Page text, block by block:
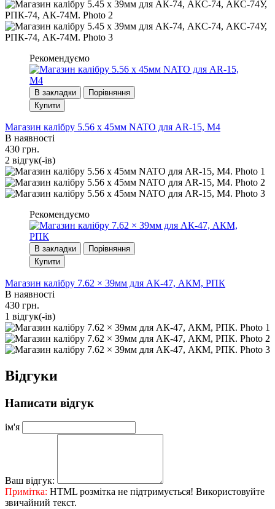
Рекомендуємо
В закладки
Порівняння
Купити
Магазин калібру 5.56 х 45мм NATO для AR-15, M4
В наявності
430 грн.
2 вiдгук(-iв)
Рекомендуємо
В закладки
Порівняння
Купити
Магазин калібру 7.62 × 39мм для АК-47, АКМ, РПК
В наявності
430 грн.
1 вiдгук(-iв)
Відгуки
Написати відгук
ім'я
Ваш відгук:
Примітка: HTML розмітка не підтримується! Використовуйте
звичайний текст.